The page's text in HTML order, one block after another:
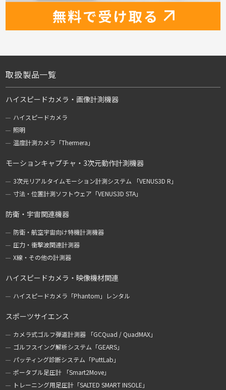
取扱製品一覧
ハイスピードカメラ・画像計測機器
ハイスピードカメラ
照明
温度計測カメラ「Thermera」
モーションキャプチャ・3次元動作計測機器
3次元リアルタイムモーション計測システム 「VENUS3D R」
寸法・位置計測ソフトウェア「VENUS3D STA」
防衛・宇宙関連機器
防衛・航空宇宙向け特機計測機器
圧力・衝撃波関連計測器
X線・その他の計測器
ハイスピードカメラ・映像機材関連
ハイスピードカメラ「Phantom」レンタル
スポーツサイエンス
カメラ式ゴルフ弾道計測器 「GCQuad / QuadMAX」
ゴルフスイング解析システム「GEARS」
パッティング診断システム「PuttLab」
ポータブル足圧計 「Smart2Move」
トレーニング用足圧計「SALTED SMART INSOLE」